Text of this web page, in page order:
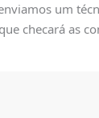
um
checará as